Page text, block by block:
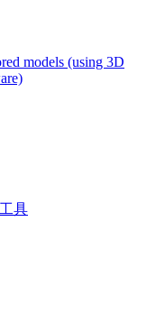
models (using 3D
具